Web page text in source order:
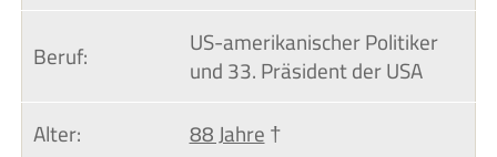
Beruf: US-amerikanischer Politiker
und 33. Präsident der USA
Alter:
88 Jahre†